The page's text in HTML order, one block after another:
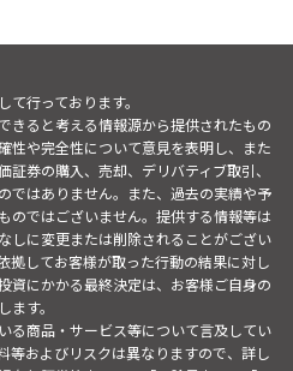
行っております。
きると考える情報源から提供されたもの
性や完全性について意見を表明し、また
券の購入、売却、デリバティブ取引、
ではありません。また、過去の実績や予
のではございません。提供する情報等は
しに変更または削除されることがござい
拠してお客様が取った行動の結果に対し
資にかかる最終決定は、お客様ご自身の
す。
る商品・サービス等について言及してい
等およびリスクは異なりますので、詳し